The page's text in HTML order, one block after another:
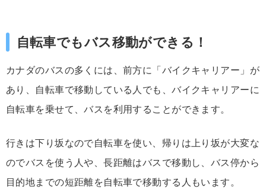
自転車でもバス移動ができる！
カナダのバスの多くには、前方に「バイクキャリアー」が
あり、自転車で移動している人でも、バイクキャリアーに
自転車を乗せて、バスを利用することができます。
行きは下り坂なので自転車を使い、帰りは上り坂が大変な
のでバスを使う人や、長距離はバスで移動し、バス停から
目的地までの短距離を自転車で移動する人もいます。